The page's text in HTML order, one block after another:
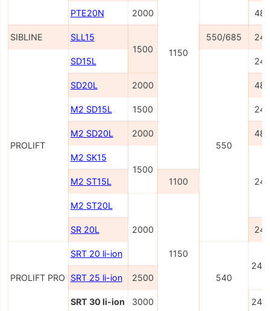
1150
PTE20N
2000 48/
SIBLINE
SLL15
1500
550/685 24/
PROLIFT
SD15L
550
24/
SD20L 2000 48/
M2 SD15L 1500 24/
M2 SD20L 2000 48/
M2 SK15
1500
24/
M2 ST15L 1100
M2 ST20L
2000
1150
SR 20L 24/
PROLIFT PRO
SRT 20 li-ion
540
24/
SRT 25 li-ion
2500
SRT 30 li-ion 3000 24/